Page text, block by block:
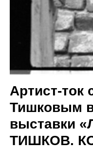
Артист-ток
Тишковым
выставки
ТИШКОВ.